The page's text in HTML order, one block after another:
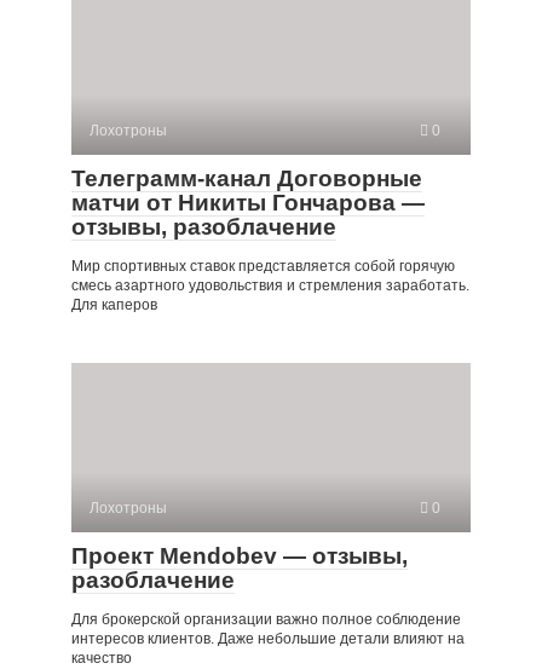
Лохотроны 0
Телеграмм-канал Договорные
матчи от Никиты Гончарова —
отзывы, разоблачение
Мир спортивных ставок представляется собой горячую
смесь азартного удовольствия и стремления заработать.
Для каперов
Лохотроны 0
Проект Mendobev — отзывы,
разоблачение
Для брокерской организации важно полное соблюдение
интересов клиентов. Даже небольшие детали влияют на
качество